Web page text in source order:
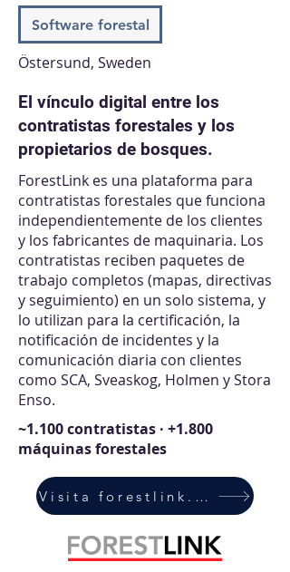
Software forestal
Östersund, Sweden
El vínculo digital entre los
contratistas forestales y los
propietarios de bosques.
ForestLink es una plataforma para
contratistas forestales que funciona
independientemente de los clientes
y los fabricantes de maquinaria. Los
contratistas reciben paquetes de
trabajo completos (mapas, directivas
y seguimiento) en un solo sistema, y
lo utilizan para la certificación, la
notificación de incidentes y la
comunicación diaria con clientes
como SCA, Sveaskog, Holmen y Stora
Enso.
~1.100 contratistas · +1.800
máquinas forestales
Visita forestlink.se